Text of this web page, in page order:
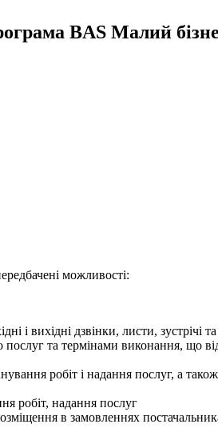
BAS Малий
можливості:
і вихідні дзвінки, листи, зустрічі
послуг та термінами виконання, що
робіт і надання послуг, а
робіт, надання послуг
в замовленнях